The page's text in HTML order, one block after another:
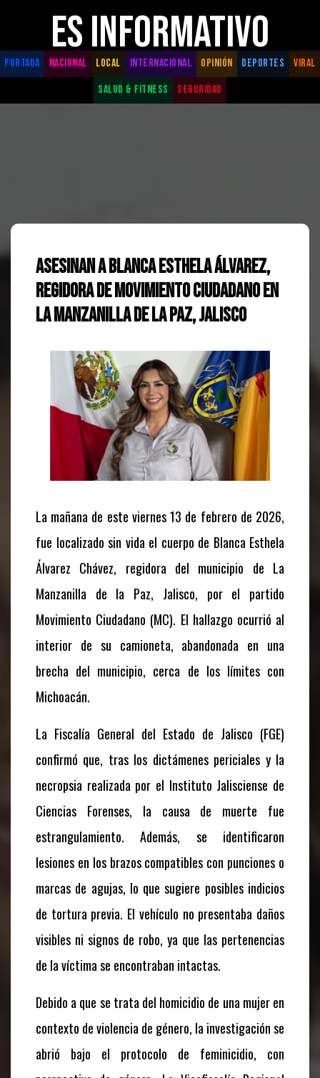
ES INFORMATIVO
PORTADA NACIONAL LOCAL INTERNACIONAL OPINIÓN DEPORTES
VIRAL
SALUD & FITNESS
SEGURIDAD
Asesinan a Blanca Esthela Álvarez,
regidora de Movimiento Ciudadano en
La Manzanilla de la Paz, Jalisco
La mañana de este viernes 13 de febrero de 2026,
fue localizado sin vida el cuerpo de Blanca Esthela
Álvarez Chávez, regidora del municipio de La
Manzanilla de la Paz, Jalisco, por el partido
Movimiento Ciudadano (MC). El hallazgo ocurrió al
interior de su camioneta, abandonada en una
brecha del municipio, cerca de los límites con
Michoacán.
La Fiscalía General del Estado de Jalisco (FGE)
confirmó que, tras los dictámenes periciales y la
necropsia realizada por el Instituto Jalisciense de
Ciencias Forenses, la causa de muerte fue
estrangulamiento. Además, se identificaron
lesiones en los brazos compatibles con punciones o
marcas de agujas, lo que sugiere posibles indicios
de tortura previa. El vehículo no presentaba daños
visibles ni signos de robo, ya que las pertenencias
de la víctima se encontraban intactas.
Debido a que se trata del homicidio de una mujer en
contexto de violencia de género, la investigación se
abrió bajo el protocolo de feminicidio, con